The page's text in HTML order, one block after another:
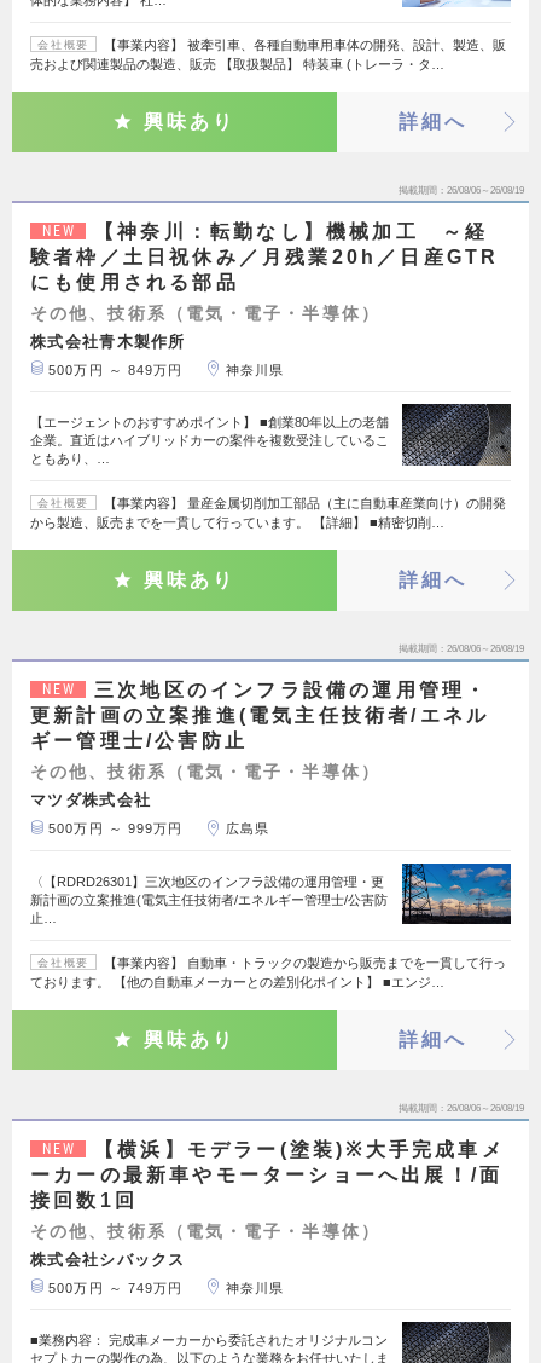
会社概要
【事業内容】 被牽引車、各種自動車用車体の開発、設計、製造、販
売および関連製品の製造、販売 【取扱製品】 特装車 (トレーラ・タ…
興味あり 詳細へ
掲載期間 26/08/06～26/08/19
NEW
【神奈川：転勤なし】機械加工 ～経
験者枠／土日祝休み／月残業20h／日産GTR
にも使用される部品
その他、技術系（電気・電子・半導体）
株式会社青木製作所
500万円 ～ 849万円 神奈川県
【エージェントのおすすめポイント】 ■創業80年以上の老舗
企業。直近はハイブリッドカーの案件を複数受注しているこ
ともあり、…
会社概要
【事業内容】 量産金属切削加工部品（主に自動車産業向け）の開発
から製造、販売までを一貫して行っています。 【詳細】 ■精密切削…
興味あり 詳細へ
掲載期間 26/08/06～26/08/19
NEW
三次地区のインフラ設備の運用管理・
更新計画の立案推進(電気主任技術者/エネル
ギー管理士/公害防止
その他、技術系（電気・電子・半導体）
マツダ株式会社
500万円 ～ 999万円 広島県
〈【RDRD26301】三次地区のインフラ設備の運用管理・更
新計画の立案推進(電気主任技術者/エネルギー管理士/公害防
止…
会社概要
【事業内容】 自動車・トラックの製造から販売までを一貫して行っ
ております。 【他の自動車メーカーとの差別化ポイント】 ■エンジ…
興味あり 詳細へ
掲載期間 26/08/06～26/08/19
NEW
【横浜】モデラー(塗装)※大手完成車メ
ーカーの最新車やモーターショーへ出展！/面
接回数1回
その他、技術系（電気・電子・半導体）
株式会社シバックス
500万円 ～ 749万円 神奈川県
■業務内容： 完成車メーカーから委託されたオリジナルコン
セプトカーの製作の為、以下のような業務をお任せいたしま